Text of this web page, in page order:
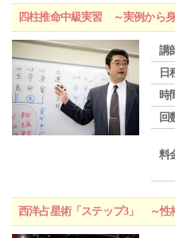
四柱推命中級実習 ～実例から
講
日
時
回
料
西洋占星術「ステップ3」 ～性